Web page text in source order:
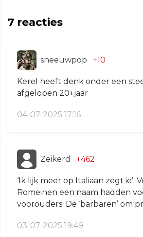
7 reacties
sneeuwpop +10
Kerel heeft denk onder een
afgelopen 20+jaar
04-07-2025 17:16
Zeikerd +462
‘Ik lijk meer op Italiaan zegt ie’.
Romeinen een naam hadden
voorouders. De ‘barbaren’ om
03-07-2025 19:49